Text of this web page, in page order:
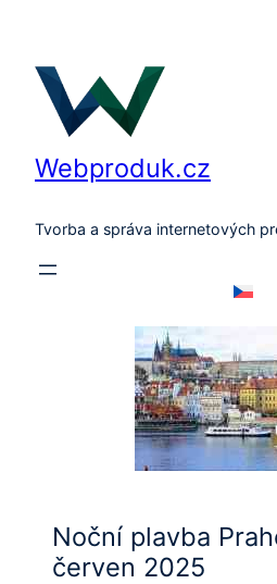
obsah
Webproduk.cz
Tvorba a správa internetových
Noční plavba
červen 2025